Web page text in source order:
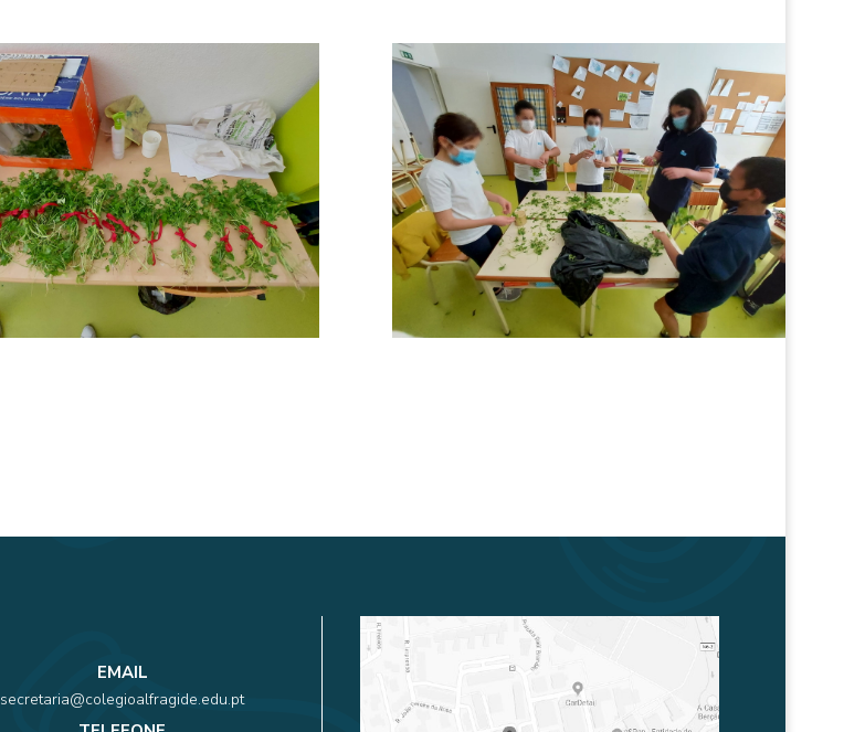
EMAIL
secretaria@colegioalfragide.edu.pt